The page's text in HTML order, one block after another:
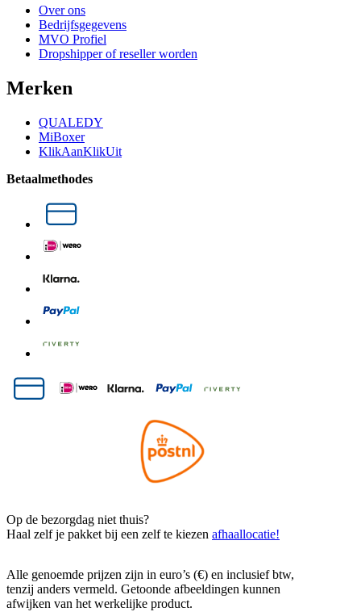
Over ons
Bedrijfsgegevens
MVO Profiel
Dropshipper of reseller worden
Merken
QUALEDY
MiBoxer
KlikAanKlikUit
Betaalmethodes
Op de bezorgdag niet thuis?
Haal zelf je pakket bij een zelf te kiezen afhaallocatie!
Alle genoemde prijzen zijn in euro’s (€) en inclusief btw,
tenzij anders vermeld. Getoonde afbeeldingen kunnen
afwijken van het werkelijke product.